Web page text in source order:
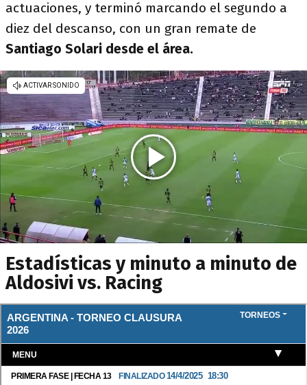
actuaciones, y terminó marcando el segundo a
diez del descanso, con un gran remate de
Santiago Solari desde el área.
Estadísticas y minuto a minuto de
Aldosivi vs. Racing